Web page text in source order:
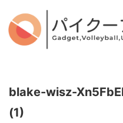
blake-wisz-
(1)